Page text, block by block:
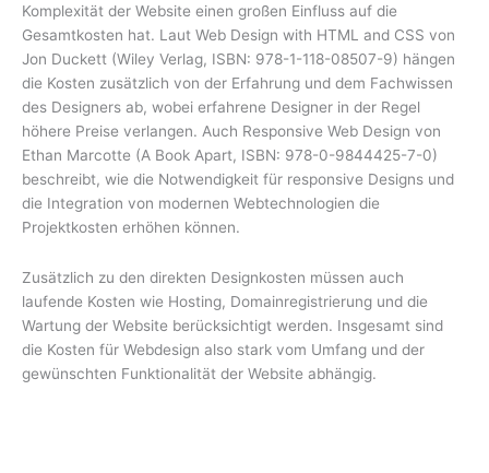
Komplexität der Website einen großen Einfluss auf die
Gesamtkosten hat. Laut Web Design with HTML and CSS von
Jon Duckett (Wiley Verlag, ISBN: 978-1-118-08507-9) hängen
die Kosten zusätzlich von der Erfahrung und dem Fachwissen
des Designers ab, wobei erfahrene Designer in der Regel
höhere Preise verlangen. Auch Responsive Web Design von
Ethan Marcotte (A Book Apart, ISBN: 978-0-9844425-7-0)
beschreibt, wie die Notwendigkeit für responsive Designs und
die Integration von modernen Webtechnologien die
Projektkosten erhöhen können.
Zusätzlich zu den direkten Designkosten müssen auch
laufende Kosten wie Hosting, Domainregistrierung und die
Wartung der Website berücksichtigt werden. Insgesamt sind
die Kosten für Webdesign also stark vom Umfang und der
gewünschten Funktionalität der Website abhängig.